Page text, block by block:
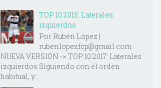
TOP 10 2015: Laterales
izquierdos
Por Rubén López |
rubenlopezfcp@gmail.com
NUEVA VERSIÓN -> TOP 10 2017: Laterales
izquierdos Siguiendo con el orden
habitual, y...